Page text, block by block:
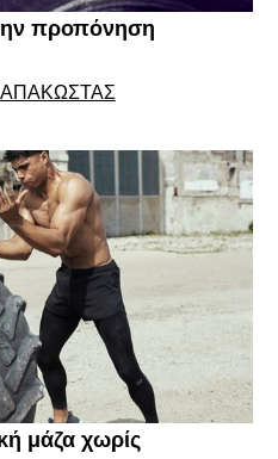
προπόνηση
μάζα χωρίς